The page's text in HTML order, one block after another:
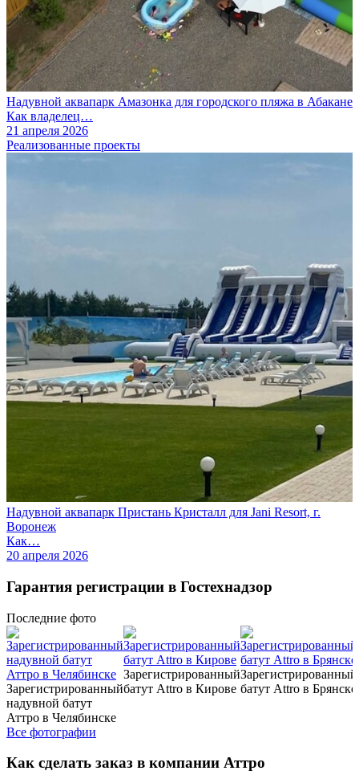
Надувной аквапарк Амазонка для городского пляжа в Абакане
Как владелец…
21 апреля 2026
Реализованные проекты
Надувной аквапарк Пристань Кристалл для Jani Resort, г.
Воронеж
Как…
20 апреля 2026
Гарантия регистрации в Гостехнадзор
Последние фото
Зарегистрированный
надувной батут
Аттро в Челябинске
Зарегистрированный
батут Attro в Кирове
Зарегистрированный
батут Attro в Брянске
Все фотографии
Как сделать заказ в компании Аттро